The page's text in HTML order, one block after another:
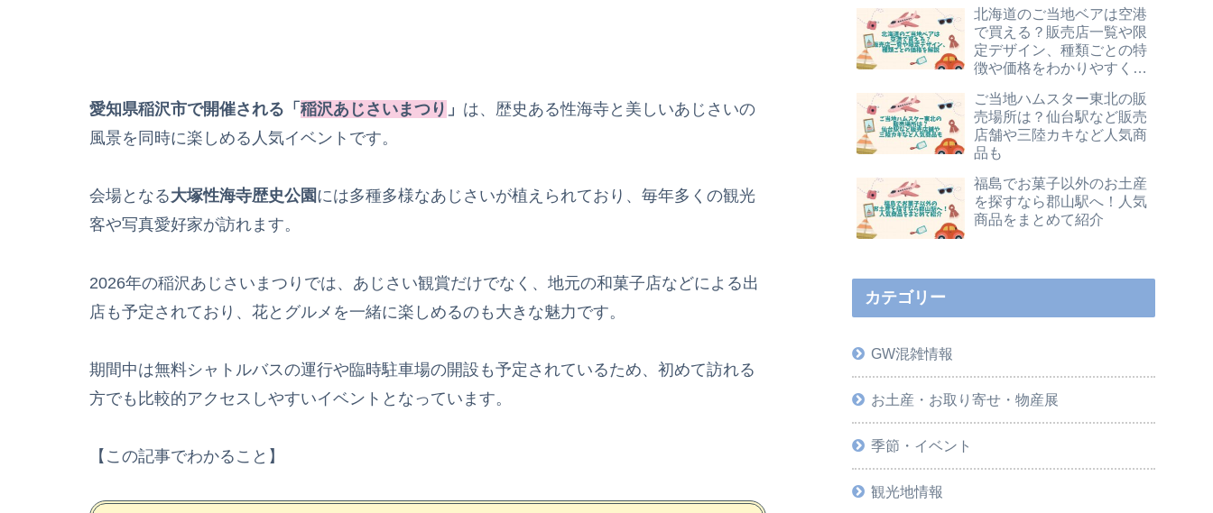
愛知県稲沢市で開催される「 稲沢あじさいまつり 」 は、歴史ある性海寺と美しいあじさいの
風景を同時に楽しめる人気イベントです。
会場となる大塚性海寺歴史公園には多種多様なあじさいが植えられており、毎年多くの観光
客や写真愛好家が訪れます。
2026年の稲沢あじさいまつりでは、あじさい観賞だけでなく、地元の和菓子店などによる出
店も予定されており、花とグルメを一緒に楽しめるのも大きな魅力です。
期間中は無料シャトルバスの運行や臨時駐車場の開設も予定されているため、初めて訪れる
方でも比較的アクセスしやすいイベントとなっています。
【この記事でわかること】
北海道のご当地ベアは空港
で買える？販売店一覧や限
定デザイン、種類ごとの特
徴や価格をわかりやすく解
ご当地ハムスター東北の販
売場所は？仙台駅など販売
店舗や三陸カキなど人気商
品も
福島でお菓子以外のお土産
を探すなら郡山駅へ！人気
商品をまとめて紹介
カテゴリー
GW混雑情報
お土産・お取り寄せ・物産展
季節・イベント
観光地情報